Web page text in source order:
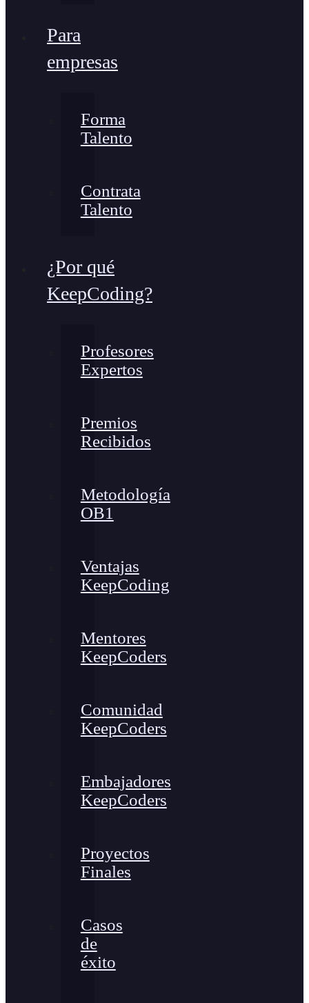
Para
empresas
Forma
Talento
Contrata
Talento
¿Por qué
KeepCoding?
Profesores
Expertos
Premios
Recibidos
Metodología
OB1
Ventajas
KeepCoding
Mentores
KeepCoders
Comunidad
KeepCoders
Embajadores
KeepCoders
Proyectos
Finales
Casos
de
éxito